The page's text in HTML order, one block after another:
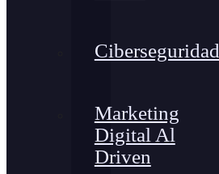
Ciberseguridad
Marketing
Digital Al
Driven